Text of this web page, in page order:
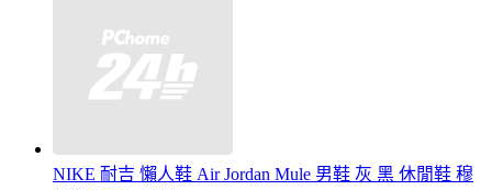
NIKE 耐吉 懶人鞋 Air Jordan Mule 男鞋 灰 黑 休閒鞋 穆